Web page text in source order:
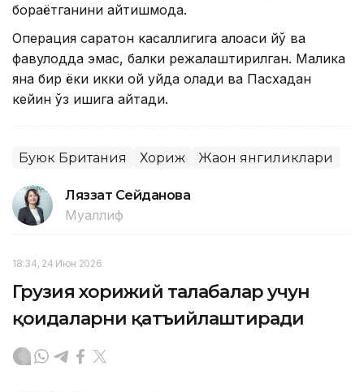
бораётганини айтишмоқда.
Операция саратон касаллигига алоқаси йўқ ва
фавқулодда эмас, балки режалаштирилган. Малика
яна бир ёки икки ой уйда қолади ва Пасхадан
кейин ўз ишига қайтади.
Буюк Британия Хориж Жаҳон янгиликлари
Ляззат Сейданова
Муаллиф
18:34, 24 Июн 2026
Грузия хорижий талабалар учун
қоидаларни қатъийлаштиради